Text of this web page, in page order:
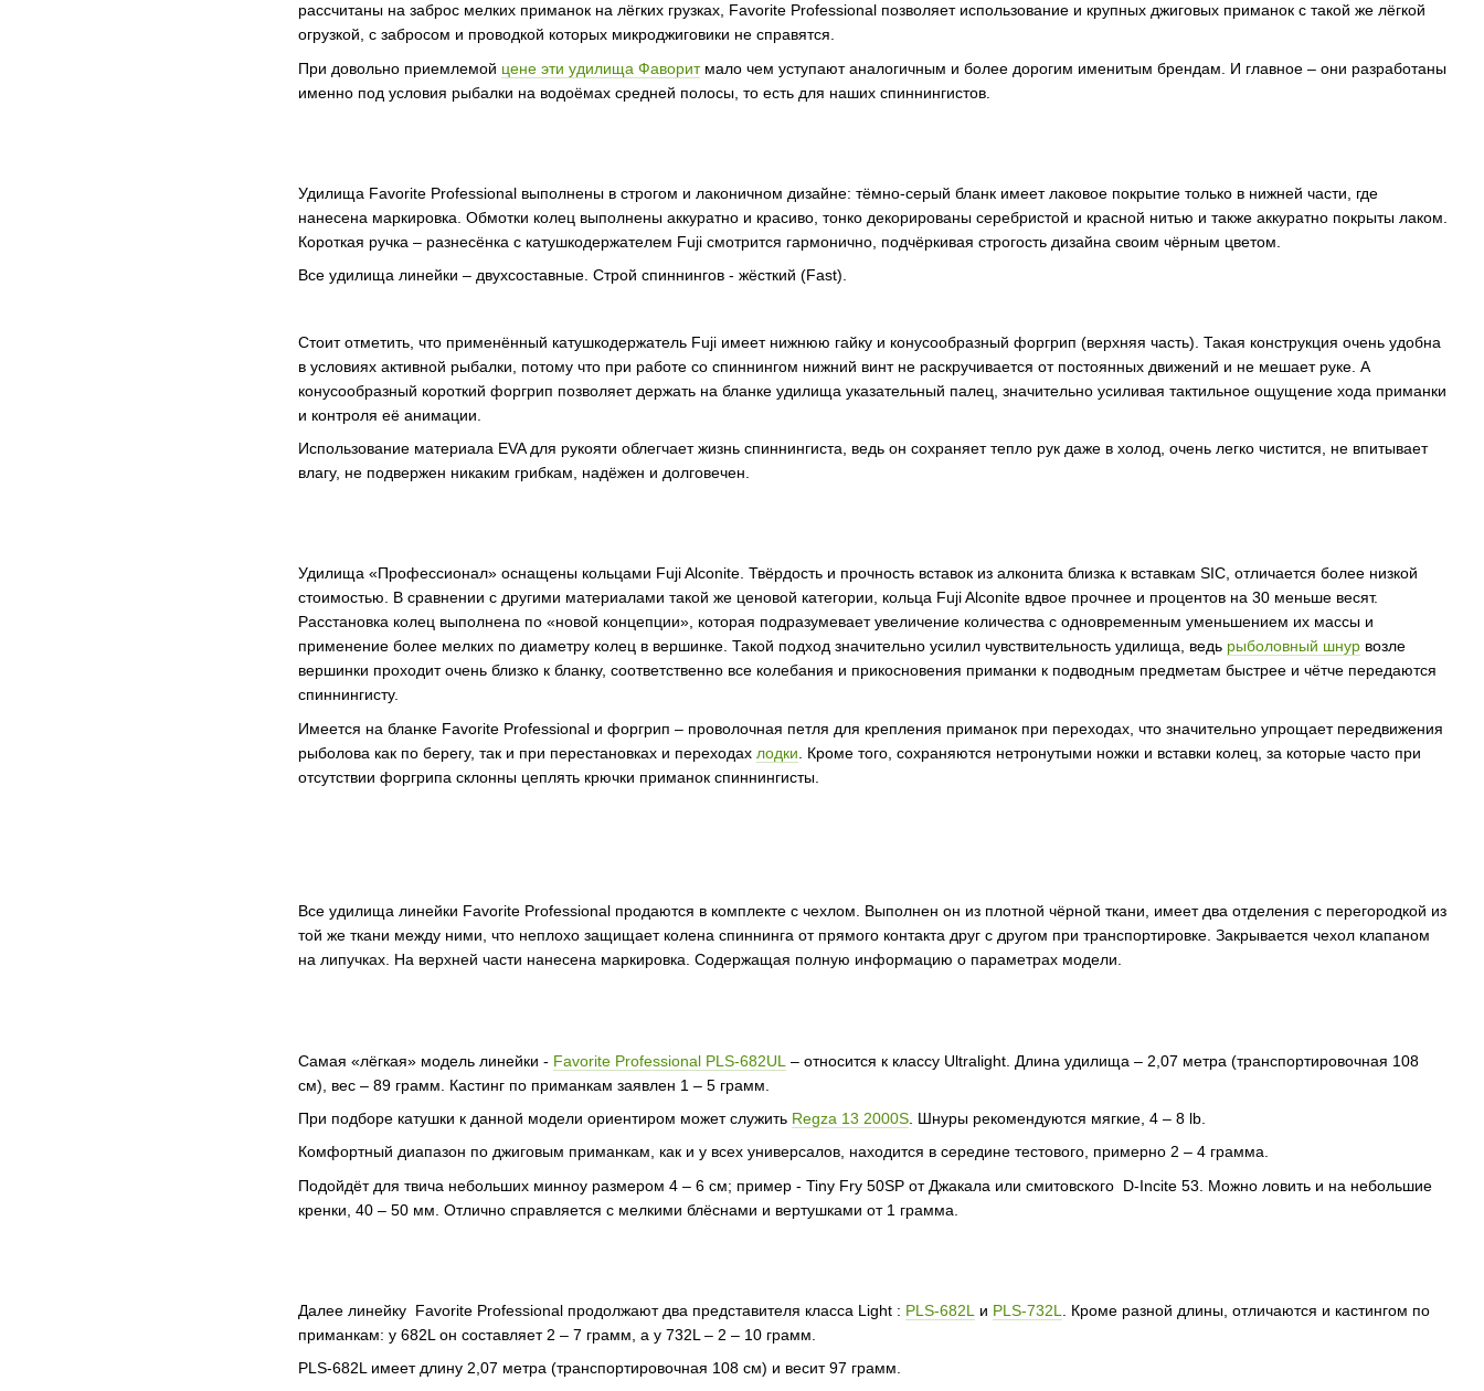
рассчитаны на заброс мелких приманок на лёгких грузках, Favorite Professional позволяет использование и крупных джиговых приманок с такой же лёгкой
огрузкой, с забросом и проводкой которых микроджиговики не справятся.
При довольно приемлемой цене эти удилища Фаворитмало чем уступают аналогичным и более дорогим именитым брендам. И главное – они разработаны
именно под условия рыбалки на водоёмах средней полосы, то есть для наших спиннингистов.
Удилища Favorite Professional выполнены в строгом и лаконичном дизайне: тёмно-серый бланк имеет лаковое покрытие только в нижней части, где
нанесена маркировка. Обмотки колец выполнены аккуратно и красиво, тонко декорированы серебристой и красной нитью и также аккуратно покрыты лаком.
Короткая ручка – разнесёнка с катушкодержателем Fuji смотрится гармонично, подчёркивая строгость дизайна своим чёрным цветом.
Все удилища линейки – двухсоставные. Строй спиннингов - жёсткий (Fast).
Стоит отметить, что применённый катушкодержатель Fuji имеет нижнюю гайку и конусообразный форгрип (верхняя часть). Такая конструкция очень удобна
в условиях активной рыбалки, потому что при работе со спиннингом нижний винт не раскручивается от постоянных движений и не мешает руке. А
конусообразный короткий форгрип позволяет держать на бланке удилища указательный палец, значительно усиливая тактильное ощущение хода приманки
и контроля её анимации.
Использование материала EVA для рукояти облегчает жизнь спиннингиста, ведь он сохраняет тепло рук даже в холод, очень легко чистится, не впитывает
влагу, не подвержен никаким грибкам, надёжен и долговечен.
Удилища «Профессионал» оснащены кольцами Fuji Alconite. Твёрдость и прочность вставок из алконита близка к вставкам SIC, отличается более низкой
стоимостью. В сравнении с другими материалами такой же ценовой категории, кольца Fuji Alconite вдвое прочнее и процентов на 30 меньше весят.
Расстановка колец выполнена по «новой концепции», которая подразумевает увеличение количества с одновременным уменьшением их массы и
применение более мелких по диаметру колец в вершинке. Такой подход значительно усилил чувствительность удилища, ведь рыболовный шнур возле
вершинки проходит очень близко к бланку, соответственно все колебания и прикосновения приманки к подводным предметам быстрее и чётче передаются
спиннингисту.
Имеется на бланке Favorite Professional и форгрип – проволочная петля для крепления приманок при переходах, что значительно упрощает передвижения
рыболова как по берегу, так и при перестановках и переходах лодки . Кроме того, сохраняются нетронутыми ножки и вставки колец, за которые часто при
отсутствии форгрипа склонны цеплять крючки приманок спиннингисты.
Все удилища линейки Favorite Professional продаются в комплекте с чехлом. Выполнен он из плотной чёрной ткани, имеет два отделения с перегородкой из
той же ткани между ними, что неплохо защищает колена спиннинга от прямого контакта друг с другом при транспортировке. Закрывается чехол клапаном
на липучках. На верхней части нанесена маркировка. Содержащая полную информацию о параметрах модели.
Самая «лёгкая» модель линейки - Favorite Professional PLS-682UL – относится к классу Ultralight. Длина удилища – 2,07 метра (транспортировочная 108
см), вес – 89 грамм. Кастинг по приманкам заявлен 1 – 5 грамм.
При подборе катушки к данной модели ориентиром может служить Regza 13 2000S . Шнуры рекомендуются мягкие, 4 – 8 lb.
Комфортный диапазон по джиговым приманкам, как и у всех универсалов, находится в середине тестового, примерно 2 – 4 грамма.
Подойдёт для твича небольших минноу размером 4 – 6 см; пример - Tiny Fry 50SP от Джакала или смитовского D-Incite 53. Можно ловить и на небольшие
кренки, 40 – 50 мм. Отлично справляется с мелкими блёснами и вертушками от 1 грамма.
Далее линейку Favorite Professional продолжают два представителя класса Light : PLS-682L и PLS-732L
. Кроме разной длины, отличаются и кастингом по
приманкам: у 682L он составляет 2 – 7 грамм, а у 732L – 2 – 10 грамм.
PLS-682L имеет длину 2,07 метра (транспортировочная 108 см) и весит 97 грамм.